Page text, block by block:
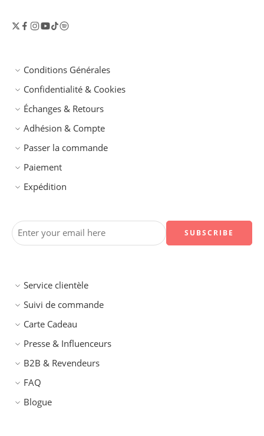
Conditions Générales
Confidentialité & Cookies
Échanges & Retours
Adhésion & Compte
Passer la commande
Paiement
Expédition
Service clientèle
Suivi de commande
Carte Cadeau
Presse & Influenceurs
B2B & Revendeurs
FAQ
Blogue